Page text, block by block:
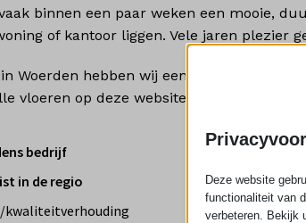
binnen een paar weken een mooie,
of kantoor liggen. Vele jaren plezier
Woerden hebben wij een uitgebreid
vloeren op deze website zijn ook in onze
bedrijf
in de regio
Deze website
functionaliteit van
verbeteren. Bekijk